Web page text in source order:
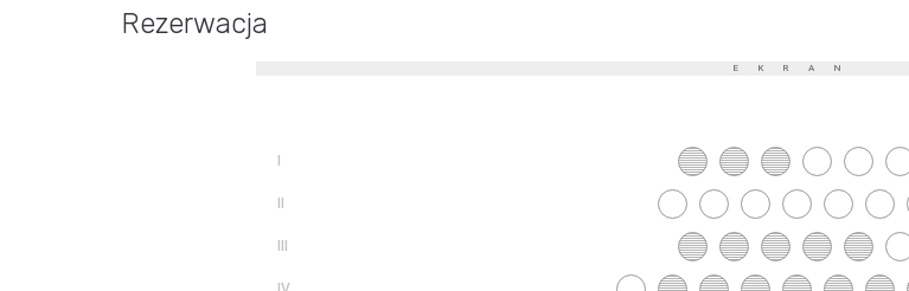
Rezerwacja
EKRAN